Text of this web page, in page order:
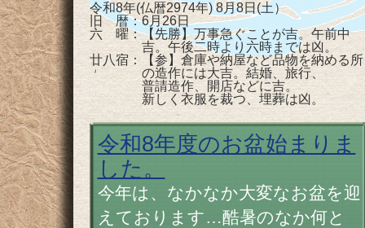
令和8年(仏暦2974年) 8月8日(土）
旧 暦：6月26日
六 曜：【先勝】万事急ぐことが吉。午前中
吉。午後二時より六時までは凶。
廿八宿：【参】倉庫や納屋など品物を納める所
の造作には大吉。結婚、旅行、
普請造作、開店などに吉。
新しく衣服を裁つ、埋葬は凶。
令和8年度のお盆始まりま
した。
今年は、なかなか大変なお盆を迎
えております…酷暑のなか何と